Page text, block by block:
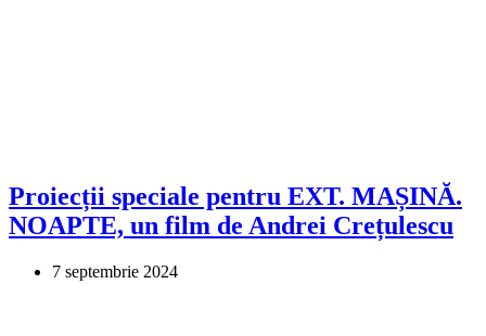
Proiecții speciale pentru EXT. MAȘINĂ.
NOAPTE, un film de Andrei Crețulescu
7 septembrie 2024